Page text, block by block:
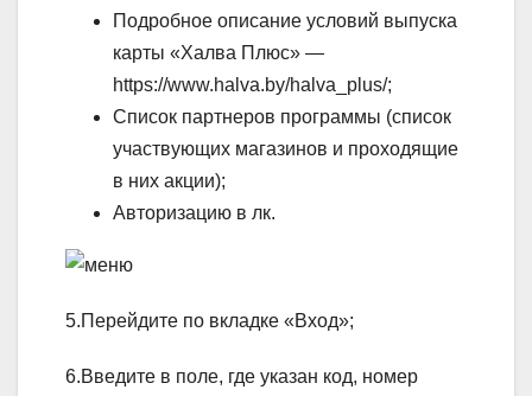
Подробное описание условий выпуска
карты «Халва Плюс» —
https://www.halva.by/halva_plus/;
Список партнеров программы (список
участвующих магазинов и проходящие
в них акции);
Авторизацию в лк.
5.Перейдите по вкладке «Вход»;
6.Введите в поле, где указан код, номер